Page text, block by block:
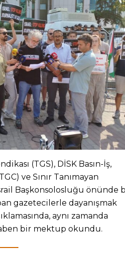
(TGS), DİSK Basın-İş,
ve Sınır Tanımayan
Başkonsolosluğu önünde
gazetecilerle dayanışmak
aynı zamanda
bir mektup okundu.